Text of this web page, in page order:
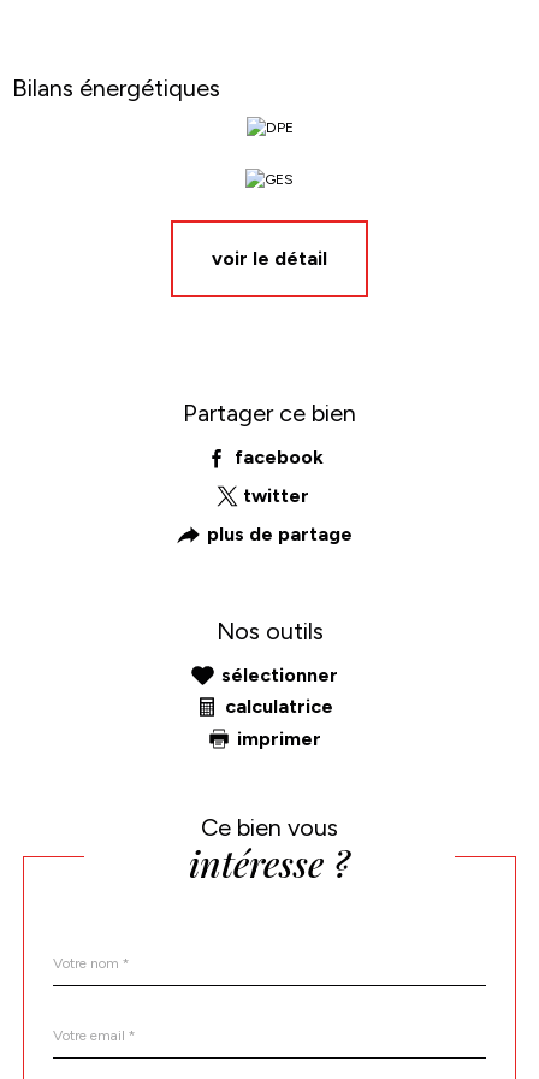
Bilans énergétiques
voir le détail
Partager ce bien
facebook
twitter
plus de partage
Nos outils
sélectionner
calculatrice
imprimer
Ce bien vous
intéresse ?
par
*
*